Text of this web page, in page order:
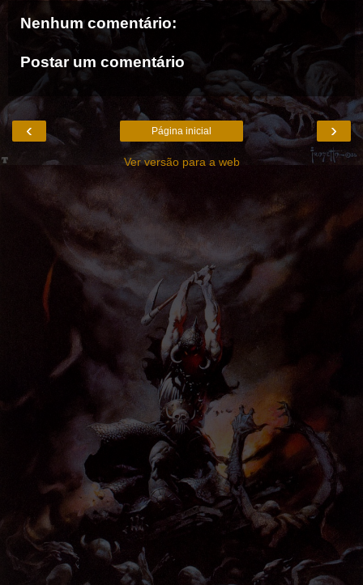
Nenhum comentário:
Postar um comentário
‹ ›
Página inicial
Ver versão para a web